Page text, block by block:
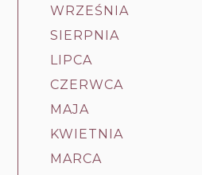
WRZEŚNIA
SIERPNIA
LIPCA
CZERWCA
MAJA
KWIETNIA
MARCA